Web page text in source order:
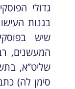
גדולי
בגנות
שיש
המעשנים,
שליט”א,
סימן לה)